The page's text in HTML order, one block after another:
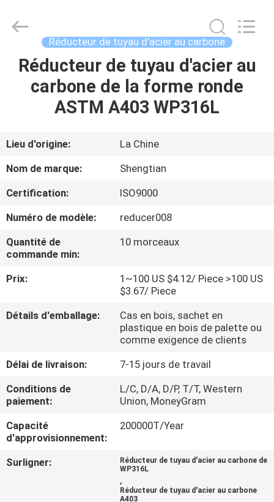
APERÇU
PRODUITS
VIDÉOS
SHOW
A
PROPOS
DE
D'USINE
CONTRÔLE
DE
LA
QUALITÉ
Group
Reserved.
Developed
Réducteur de tuyau d'acier au carbone
Réducteur de tuyau d'acier au
carbone de la forme ronde
ASTM A403 WP316L
Lieu d'origine:
La Chine
Nom de marque:
Shengtian
Certification:
ISO9000
Numéro de modèle:
reducer008
Quantité de
commande min:
10 morceaux
Prix:
1~100 US $4.12/ Piece >100 US
$3.67/ Piece
Détails d'emballage:
Cas en bois, sachet en
plastique en bois de palette ou
comme exigence de clients
Délai de livraison:
7-15 jours de travail
Conditions de
paiement:
L/C, D/A, D/P, T/T, Western
Union, MoneyGram
Capacité
d'approvisionnement:
200000T/Year
Surligner:
Réducteur de tuyau d'acier au carbone de
WP316L
,
Réducteur de tuyau d'acier au carbone
A403